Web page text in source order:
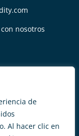
de
Al hacer clic en
nosotros